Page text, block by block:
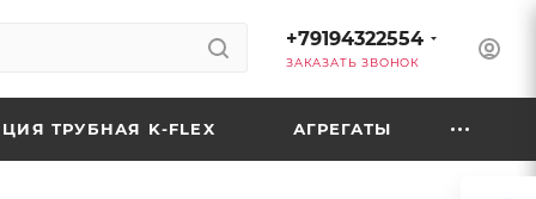
+79194322554
ЗАКАЗАТЬ ЗВОНОК
ТРУБНАЯ K-FLEX АГРЕГАТЫ